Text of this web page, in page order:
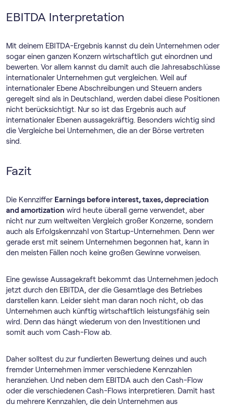
EBITDA Interpretation
Mit deinem EBITDA-Ergebnis kannst du dein Unternehmen oder
sogar einen ganzen Konzern wirtschaftlich gut einordnen und
bewerten. Vor allem kannst du damit auch die Jahresabschlüsse
internationaler Unternehmen gut vergleichen. Weil auf
internationaler Ebene Abschreibungen und Steuern anders
geregelt sind als in Deutschland, werden dabei diese Positionen
nicht berücksichtigt. Nur so ist das Ergebnis auch auf
internationaler Ebenen aussagekräftig. Besonders wichtig sind
die Vergleiche bei Unternehmen, die an der Börse vertreten
sind.
Fazit
Die Kennziffer Earnings before interest, taxes, depreciation
and amortization wird heute überall gerne verwendet, aber
nicht nur zum weltweiten Vergleich großer Konzerne, sondern
auch als Erfolgskennzahl von Startup-Unternehmen. Denn wer
gerade erst mit seinem Unternehmen begonnen hat, kann in
den meisten Fällen noch keine großen Gewinne vorweisen.
Eine gewisse Aussagekraft bekommt das Unternehmen jedoch
jetzt durch den EBITDA, der die Gesamtlage des Betriebes
darstellen kann. Leider sieht man daran noch nicht, ob das
Unternehmen auch künftig wirtschaftlich leistungsfähig sein
wird. Denn das hängt wiederum von den Investitionen und
somit auch vom Cash-Flow ab.
Daher solltest du zur fundierten Bewertung deines und auch
fremder Unternehmen immer verschiedene Kennzahlen
heranziehen. Und neben dem EBITDA auch den Cash-Flow
oder die verschiedenen Cash-Flows interpretieren. Damit hast
du mehrere Kennzahlen, die dein Unternehmen aus